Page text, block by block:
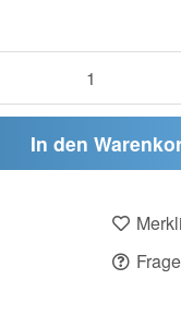
In den